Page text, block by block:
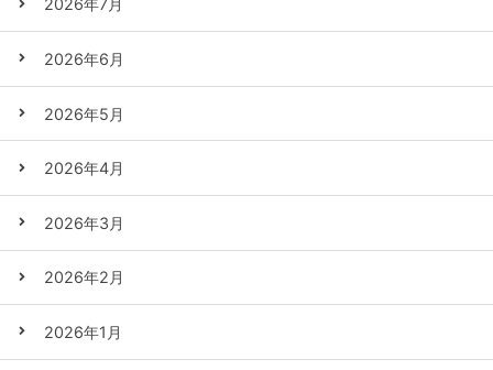
2026年7月
2026年6月
2026年5月
2026年4月
2026年3月
2026年2月
2026年1月